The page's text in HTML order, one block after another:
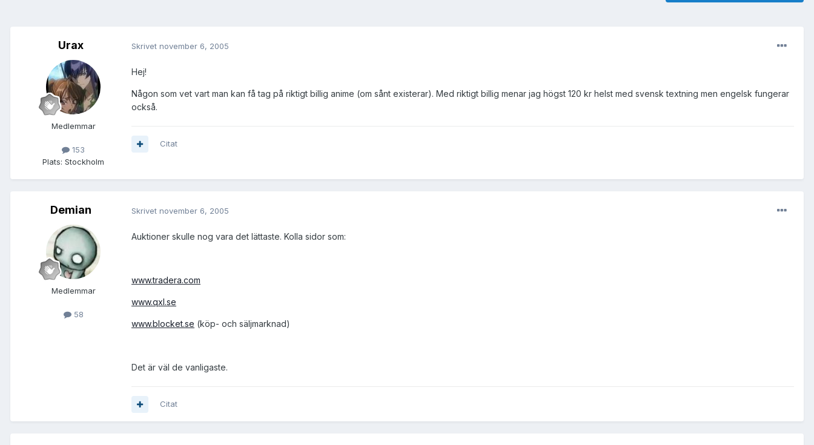
Urax
Medlemmar
153
Plats: Stockholm
Skrivet november 6, 2005
Hej!
Någon som vet vart man kan få tag på riktigt billig anime (om sånt existerar). Med riktigt billig menar jag högst 120 kr helst med svensk textning men engelsk fungerar
också.
Citat
Demian
Medlemmar
58
Skrivet november 6, 2005
Auktioner skulle nog vara det lättaste. Kolla sidor som:
www.tradera.com
www.qxl.se
www.blocket.se (köp- och säljmarknad)
Det är väl de vanligaste.
Citat